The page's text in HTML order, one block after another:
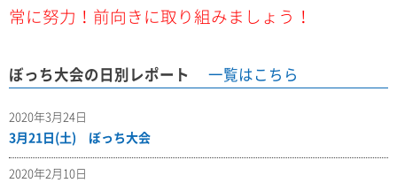
常に努力！前向きに取り組みましょう！
ぼっち大会の日別レポート 一覧はこちら
2020年3月24日
3月21日(土) ぼっち大会
2020年2月10日